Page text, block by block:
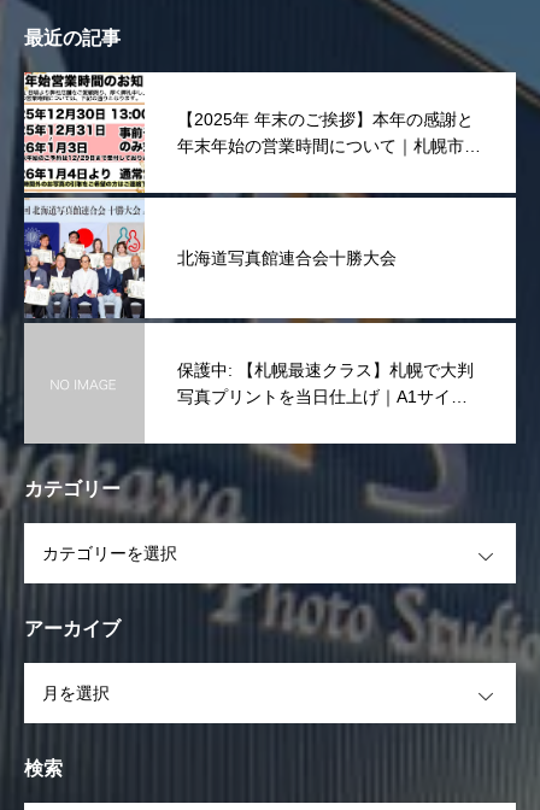
最近の記事
【2025年 年末のご挨拶】本年の感謝と
年末年始の営業時間について｜札幌市東
北海道写真館連合会十勝大会
保護中: 【札幌最速クラス】札幌で大判
写真プリントを当日仕上げ｜A1サイズ
カテゴリー
アーカイブ
検索